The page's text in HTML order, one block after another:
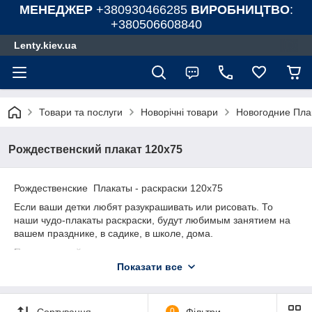
МЕНЕДЖЕР +380930466285 ВИРОБНИЦТВО:
+380506608840
Lenty.kiev.ua
Товари та послуги Новорічні товари Новогодние
Рождественский плакат 120х75
Рождественские Плакаты - раскраски 120х75
Если ваши детки любят разукрашивать или рисовать. То
наши чудо-плакаты раскраски, будут любимым занятием на
вашем празднике, в садике, в школе, дома.
После игровой программы на детском дне рождении и в
перерыве вкусного перекуса детки смогут разукрасить чудо
вечеринке. После раскрашенного плаката, вы сможете
спрятать плакат обратно в упаковку. А когда «плакат-
Показати все